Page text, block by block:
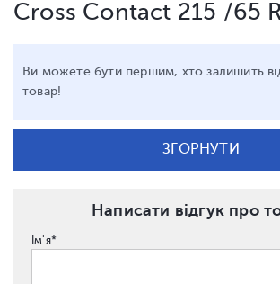
Cross Contact 215 /65
Ви можете бути першим, хто залишить
товар!
ЗГОРНУТИ
Написати відгук про
Ім'я*